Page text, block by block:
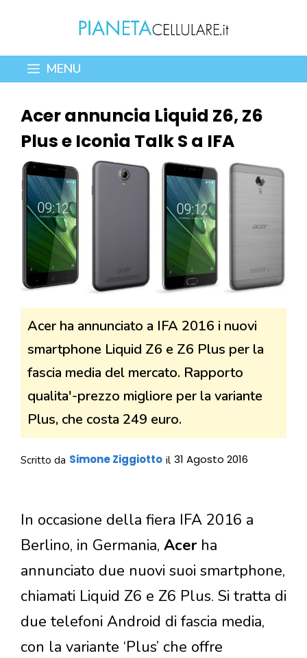
contenuto
MENU
Acer annuncia Liquid Z6, Z6
Plus e Iconia Talk S a IFA
Acer ha annunciato a IFA 2016 i nuovi
smartphone Liquid Z6 e Z6 Plus per la
fascia media del mercato. Rapporto
qualita'-prezzo migliore per la variante
Plus, che costa 249 euro.
Scritto da Simone Ziggiotto il 31 Agosto 2016
In occasione della fiera IFA 2016 a
Berlino, in Germania, Acer ha
annunciato due nuovi suoi smartphone,
chiamati Liquid Z6 e Z6 Plus. Si tratta di
due telefoni Android di fascia media,
con la variante ‘Plus’ che offre